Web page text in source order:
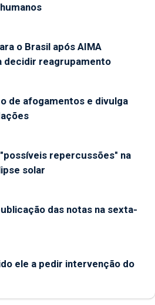
o Brasil após AIMA
decidir reagrupamento
de afogamentos e divulga
repercussões" na
solar
das notas na sexta-
ele a pedir intervenção do